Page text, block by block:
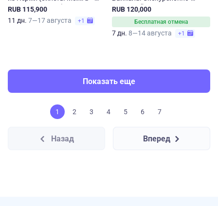
Агрыз – Иркутск)
RUB 115,900
11 дн. 7—17 августа +1
активный тур
RUB 120,000
Бесплатная отмена
7 дн. 8—14 августа +1
Показать еще
1 2 3 4 5 6 7
Назад Вперед